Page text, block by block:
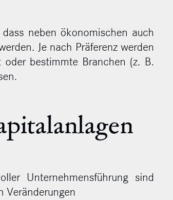
neben ökonomischen auch
Je nach Präferenz werden
oder bestimmte Branchen (z. B.
Unternehmensführung sind
Veränderungen